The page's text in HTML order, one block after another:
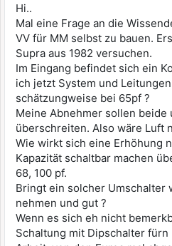
Hi..
Mal eine Frage an die
VV für MM selbst zu bauen.
Supra aus 1982 versuchen.
Im Eingang befindet sich ein
ich jetzt System und
schätzungweise bei 65pf ?
Meine Abnehmer sollen beide
überschreiten. Also wäre Luft
Wie wirkt sich eine Erhöhung
Kapazität schaltbar machen
68, 100 pf.
Bringt ein solcher Umschalter
nehmen und gut ?
Wenn es sich eh nicht
Schaltung mit Dipschalter